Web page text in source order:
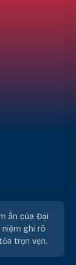
ấn của Đại
niệm ghi rõ
trọn vẹn.